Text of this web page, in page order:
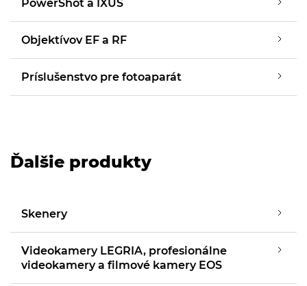
PowerShot a IXUS
Objektívov EF a RF
Príslušenstvo pre fotoaparát
Ďalšie produkty
Skenery
Videokamery LEGRIA, profesionálne
videokamery a filmové kamery EOS